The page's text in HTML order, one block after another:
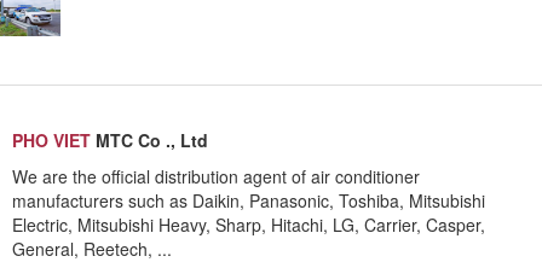
PHO VIET MTC Co ., Ltd
We are the official distribution agent of air conditioner
manufacturers such as Daikin, Panasonic, Toshiba, Mitsubishi
Electric, Mitsubishi Heavy, Sharp, Hitachi, LG, Carrier, Casper,
General, Reetech, ...